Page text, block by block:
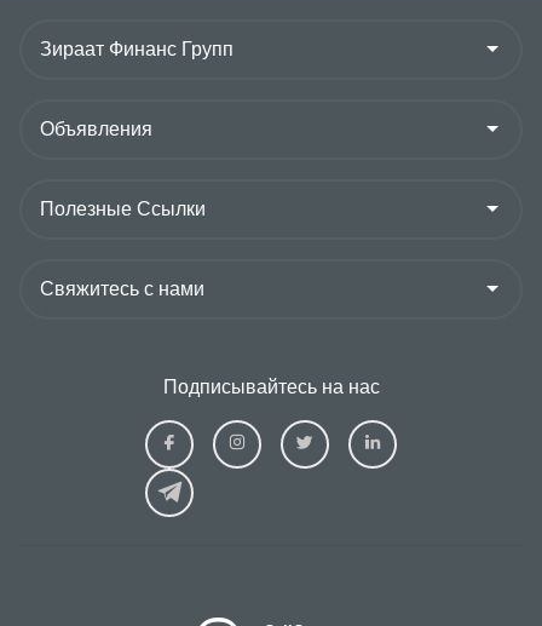
Подписывайтесь на нас
Ziraat
Kazakhstan
Facebook
Ziraat
Kazakhstan
Ziraat
Kazakhstan
Ziraat